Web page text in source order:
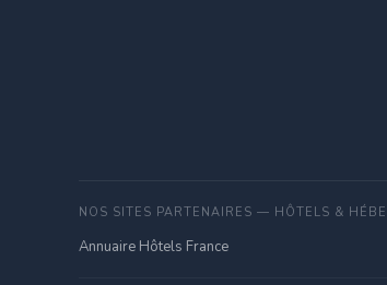
NOS SITES PARTENAIRES — HÔTELS &
Annuaire Hôtels France